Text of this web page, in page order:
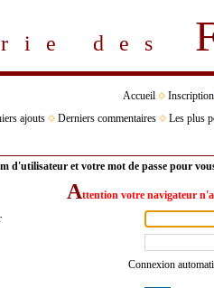
des
Accueil Inscription
ajouts Derniers commentaires Les plus
d'utilisateur et votre mot de passe pour
Attention votre navigateur
Connexion